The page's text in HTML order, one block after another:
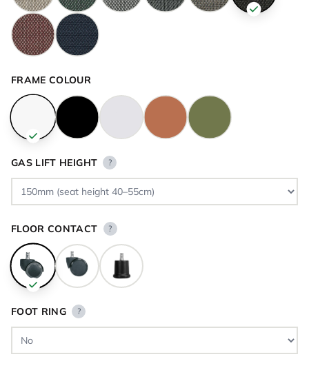
FRAME COLOUR
GAS LIFT HEIGHT ?
FLOOR CONTACT ?
FOOT RING ?